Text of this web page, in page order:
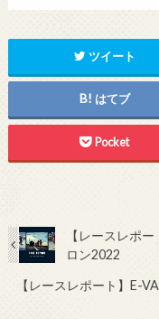
ツイート
はてブ
Pocket
【レースレポ
ロン2022
【レースレポート】E-